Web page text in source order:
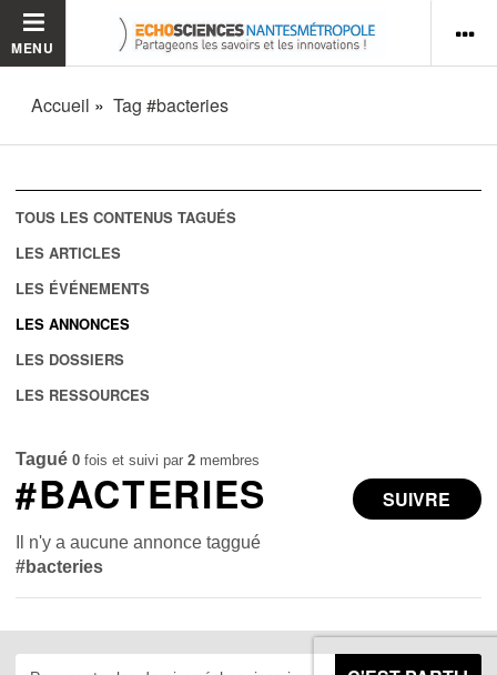
MENU
Accueil Tag #bacteries
TOUS LES CONTENUS TAGUÉS
LES ARTICLES
LES ÉVÉNEMENTS
LES ANNONCES
LES DOSSIERS
LES RESSOURCES
Tagué 0 fois et suivi par2 membres
SUIVRE
#BACTERIES
Il n'y a aucune annonce taggué
#bacteries